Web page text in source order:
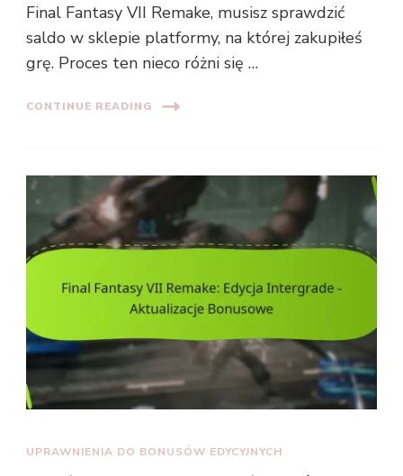
Final Fantasy VII Remake, musisz sprawdzić
saldo w sklepie platformy, na której zakupiłeś
grę. Proces ten nieco różni się …
CONTINUE READING
UPRAWNIENIA DO BONUSÓW EDYCYJNYCH